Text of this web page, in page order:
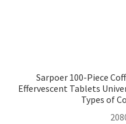
Sarpoer 100-Piece
Effervescent Tablets
Types of